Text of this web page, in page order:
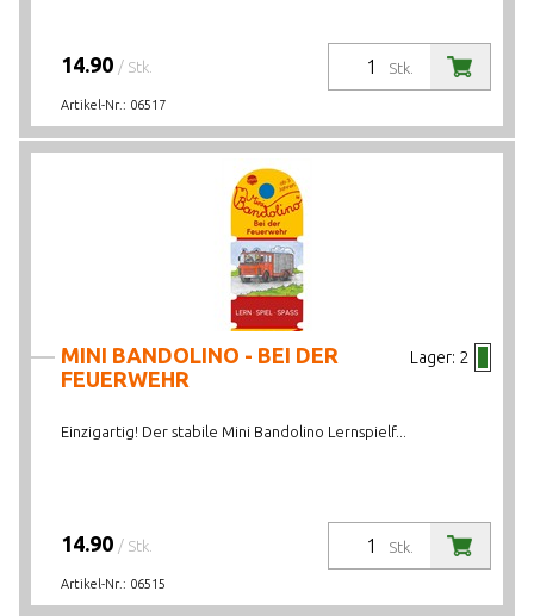
Stk.
14.90 / Stk.
Artikel-Nr.: 06517
Lager: 2
MINI BANDOLINO - BEI DER
FEUERWEHR
Einzigartig! Der stabile Mini Bandolino Lernspielf...
Stk.
14.90 / Stk.
Artikel-Nr.: 06515